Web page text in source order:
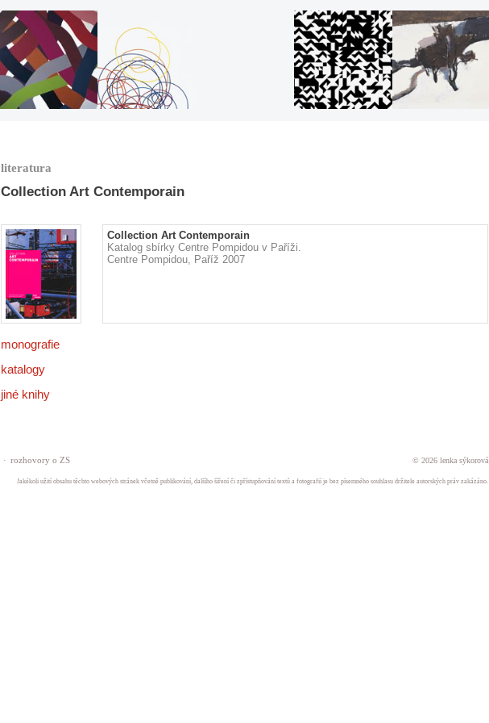
literatura
Collection Art Contemporain
Collection Art Contemporain
Katalog sbírky Centre Pompidou v Paříži.
Centre Pompidou, Paříž 2007
monografie
katalogy
jiné knihy
© 2026 lenka sýkorová
· rozhovory o ZS
Jakékoli užití obsahu těchto webových stránek včetně publikování, dalšího šíření či zpřístupňování textů a fotografií je bez písemného souhlasu držitele autorských práv zakázáno.